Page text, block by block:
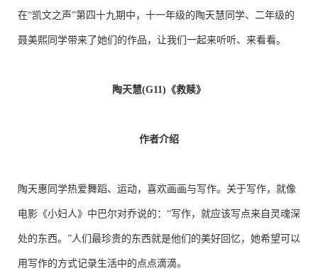
在“凯文之声”第四十九期中，十一年级的陶天慧同学、二年级的
聂美熙同学带来了她们的作品，让我们一起来听听、来看看。
陶天慧(G11)《救赎》
作者介绍
陶天惠同学热爱舞蹈、运动，喜欢画画与写作。关于写作，就像
电影《小妇人》中巴尔对乔说的：“写作，就应该写点来自灵魂深
处的东西。”人们最珍贵的东西就是他们的美好回忆，她希望可以
用写作的方式记录生活中的点点滴滴。